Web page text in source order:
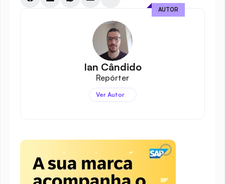
Ian Cândido
Repórter
Ver Autor
AUTOR